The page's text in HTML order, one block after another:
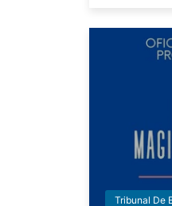
Tribunal De